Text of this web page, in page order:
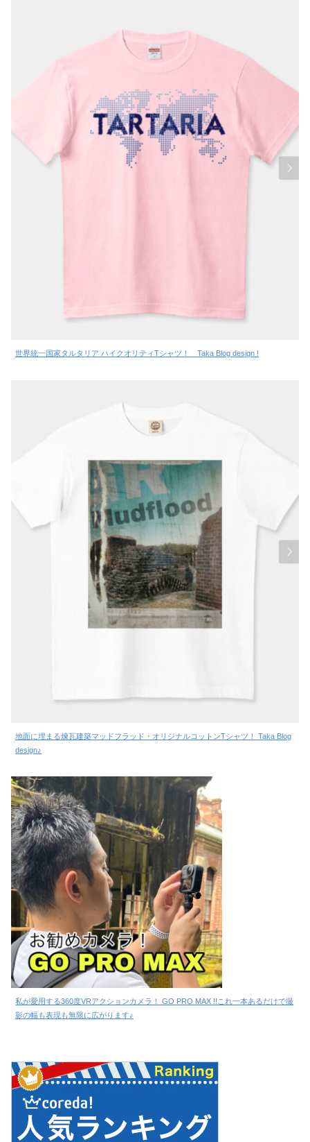
世界統一国家タルタリア ハイクオリティTシャツ！ Taka Blog design !
地面に埋まる煉瓦建築マッドフラッド・オリジナルコットンTシャツ！ Taka Blog
design♪
私が愛用する360度VRアクションカメラ！ GO PRO MAX !!これ一本あるだけで撮
影の幅も表現も無限に広がります♪